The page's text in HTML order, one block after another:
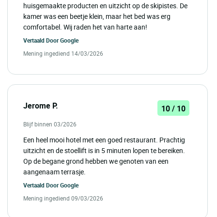
huisgemaakte producten en uitzicht op de skipistes. De
kamer was een beetje klein, maar het bed was erg
comfortabel. Wij raden het van harte aan!
Vertaald DoorGoogle
Mening ingediend 14/03/2026
Jerome P. 10 / 10
Blijf binnen 03/2026
Een heel mooi hotel met een goed restaurant. Prachtig
uitzicht en de stoellift is in 5 minuten lopen te bereiken.
Op de begane grond hebben we genoten van een
aangenaam terrasje.
Vertaald DoorGoogle
Mening ingediend 09/03/2026